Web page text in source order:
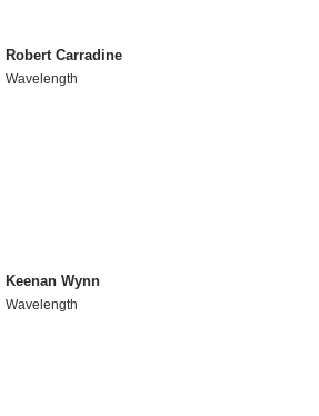
Robert Carradine
Wavelength
Keenan Wynn
Wavelength